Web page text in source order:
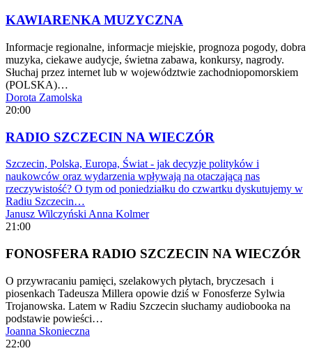
KAWIARENKA MUZYCZNA
Informacje regionalne, informacje miejskie, prognoza pogody, dobra
muzyka, ciekawe audycje, świetna zabawa, konkursy, nagrody.
Słuchaj przez internet lub w województwie zachodniopomorskiem
(POLSKA)…
Dorota Zamolska
20:00
RADIO SZCZECIN NA WIECZÓR
Szczecin, Polska, Europa, Świat - jak decyzje polityków i
naukowców oraz wydarzenia wpływają na otaczającą nas
rzeczywistość? O tym od poniedziałku do czwartku dyskutujemy w
Radiu Szczecin…
Janusz Wilczyński Anna Kolmer
21:00
FONOSFERA RADIO SZCZECIN NA WIECZÓR
O przywracaniu pamięci, szelakowych płytach, bryczesach i
piosenkach Tadeusza Millera opowie dziś w Fonosferze Sylwia
Trojanowska. Latem w Radiu Szczecin słuchamy audiobooka na
podstawie powieści…
Joanna Skonieczna
22:00